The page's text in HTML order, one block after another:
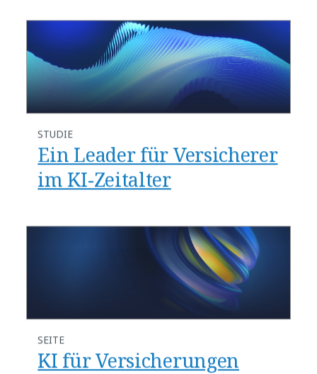
STUDIE
Ein Leader für Versicherer
im KI-Zeitalter
SEITE
​KI für Versicherungen